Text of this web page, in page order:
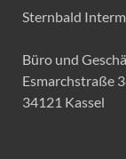
Sternbald
Büro und
Esmarchstraße
34121 Kassel